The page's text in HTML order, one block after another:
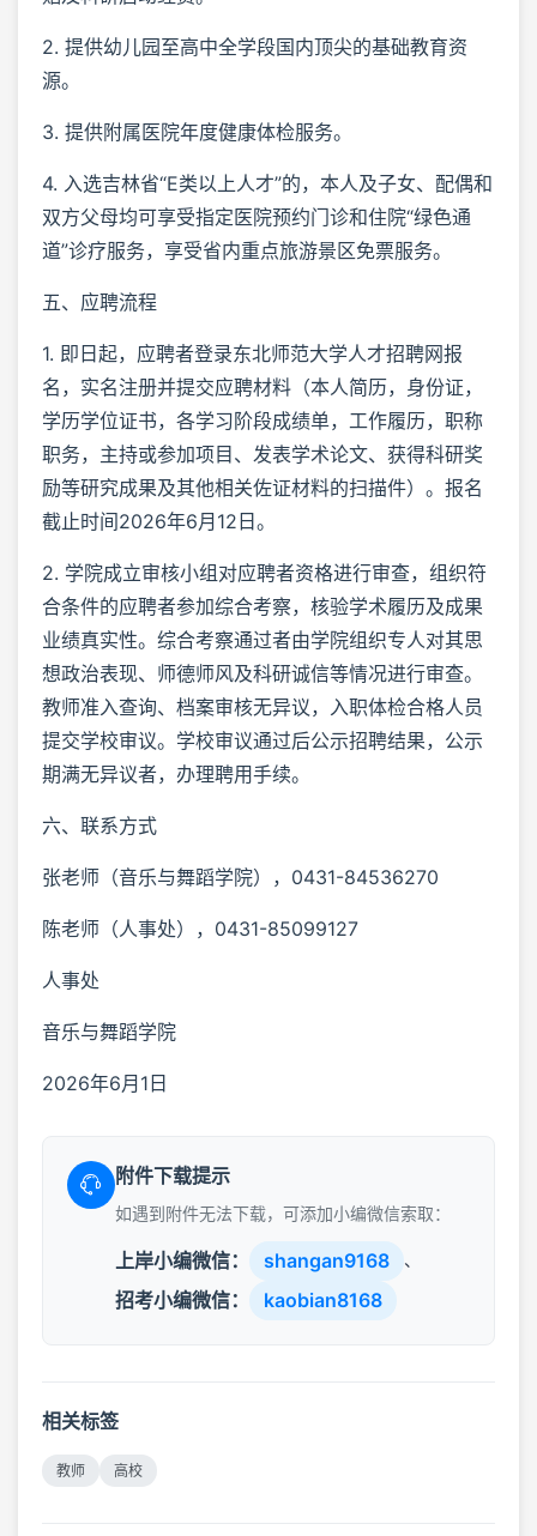
2. 提供幼儿园至高中全学段国内顶尖的基础教育资
源。
3. 提供附属医院年度健康体检服务。
4. 入选吉林省“E类以上人才”的，本人及子女、配偶和
双方父母均可享受指定医院预约门诊和住院“绿色通
道”诊疗服务，享受省内重点旅游景区免票服务。
五、应聘流程
1. 即日起，应聘者登录东北师范大学人才招聘网报
名，实名注册并提交应聘材料（本人简历，身份证，
学历学位证书，各学习阶段成绩单，工作履历，职称
职务，主持或参加项目、发表学术论文、获得科研奖
励等研究成果及其他相关佐证材料的扫描件）。报名
截止时间2026年6月12日。
2. 学院成立审核小组对应聘者资格进行审查，组织符
合条件的应聘者参加综合考察，核验学术履历及成果
业绩真实性。综合考察通过者由学院组织专人对其思
想政治表现、师德师风及科研诚信等情况进行审查。
教师准入查询、档案审核无异议，入职体检合格人员
提交学校审议。学校审议通过后公示招聘结果，公示
期满无异议者，办理聘用手续。
六、联系方式
张老师（音乐与舞蹈学院），0431-84536270
陈老师（人事处），0431-85099127
人事处
音乐与舞蹈学院
2026年6月1日
附件下载提示
如遇到附件无法下载，可添加小编微信索取：
上岸小编微信： shangan9168 、
招考小编微信： kaobian8168
相关标签
教师 高校